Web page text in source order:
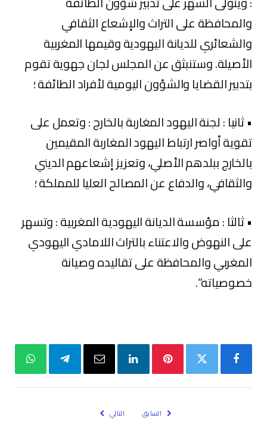
والمحافظة على التراث والإشعاع الثقافي
والشعائري للديانة اليهودية وقيمها المغربية
الأصيلة. وستنبثق عن المجلس لجان جهوية تقوم
بتدبير القضايا والشؤون اليومية لأفراد الطائفة ؛
• ثانيا : لجنة اليهود المغاربة بالخارج : وتعمل على
تقوية أواصر ارتباط اليهود المغاربة المقيمين
بالخارج ببلدهم الأصلي، وتعزيز إشعاعهم الديني
والثقافي، والدفاع عن المصالح العليا للمملكة ؛
• ثالثا : مؤسسة الديانة اليهودية المغربية : وتسهر
على النهوض والاعتناء بالتراث اللامادي اليهودي
المغربي والمحافظة على تقاليده وصيانة
خصوصياته”.
السابق التالي